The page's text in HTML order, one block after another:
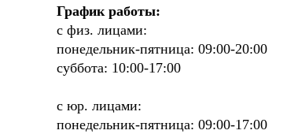
График работы:
с физ. лицами:
понедельник-пятница: 09:00-20:00
суббота: 10:00-17:00
с юр. лицами:
понедельник-пятница: 09:00-17:00